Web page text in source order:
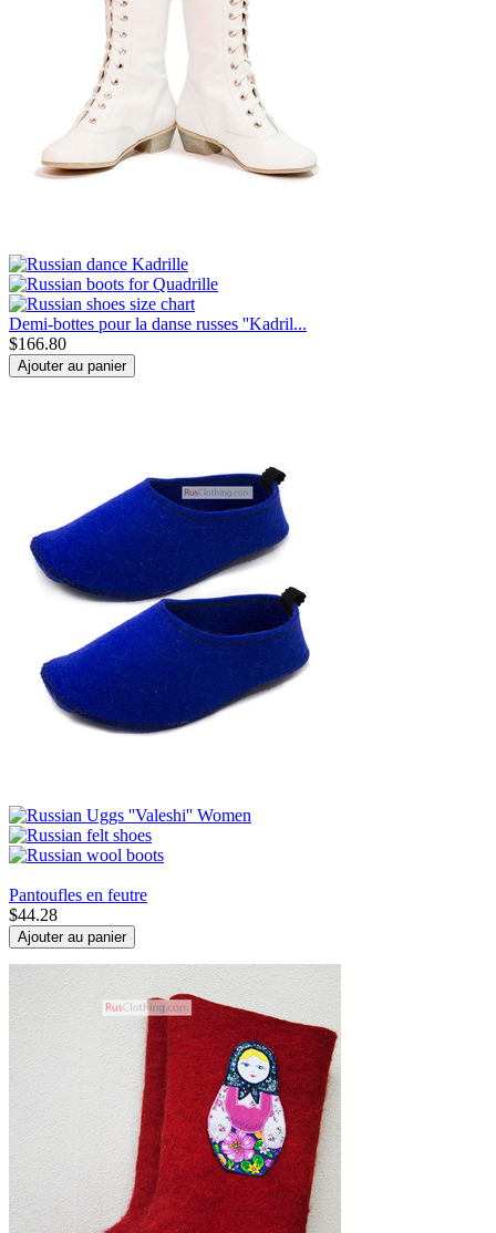
Demi-bottes pour la danse russes ''Kadril...
$166.80
Ajouter au panier
Pantoufles en feutre
$44.28
Ajouter au panier